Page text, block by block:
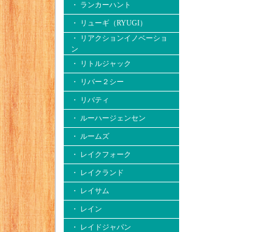
・ ランカーハント
・ リューギ（RYUGI）
・ リアクションイノベーショ
ン
・ リトルジャック
・ リバー２シー
・ リバティ
・ ルーハージェンセン
・ ルームズ
・ レイクフォーク
・ レイクランド
・ レイサム
・ レイン
・ レイドジャパン